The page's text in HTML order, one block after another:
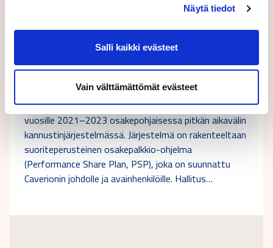
Näytä tiedot
Salli kaikki evästeet
Vain välttämättömät evästeet
Pörssitiedote
Uusi ohjelmajakso Caverionin avainhenkilöiden
pitkän aikavälin kannustinjärjestelmässä
Caverionin hallitus on hyväksynyt uuden ohjelmajakson
vuosille 2021–2023 osakepohjaisessa pitkän aikavälin
kannustinjärjestelmässä. Järjestelmä on rakenteeltaan
suoriteperusteinen osakepalkkio-ohjelma
(Performance Share Plan, PSP), joka on suunnattu
Caverionin johdolle ja avainhenkilöille. Hallitus…